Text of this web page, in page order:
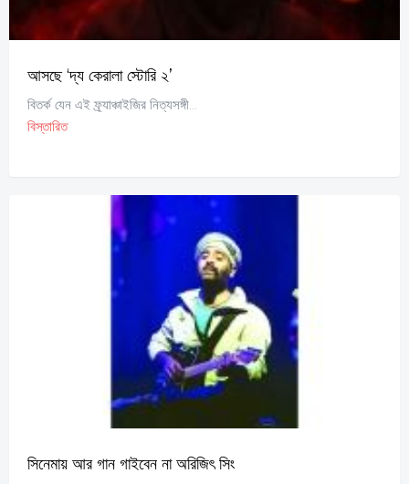
আসছে ‘দ্য কেরালা স্টোরি ২’
বিতর্ক যেন এই ফ্র্যাঞ্চাইজির নিত্যসঙ্গী...
বিস্তারিত
সিনেমায় আর গান গাইবেন না অরিজিৎ সিং